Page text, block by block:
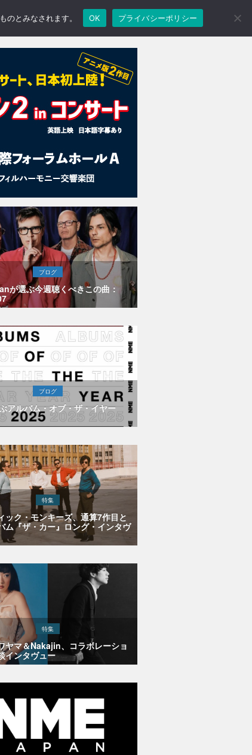
ブログ
が選ぶ今週聴くべきこの曲：
ブログ
アルバム・オブ・ザ・イヤー
特集
ック・モンキーズ、通算7作目と
ム『ザ・カー』ロング・インタヴ
特集
ヤマ＆Nakajin、コラボレーショ
インタヴュー
とみなされます。 OK プライバシーポリシー